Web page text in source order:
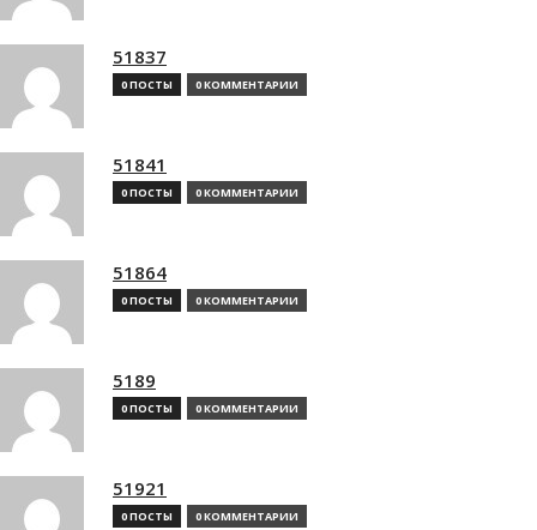
51837
0 ПОСТЫ 0 КОММЕНТАРИИ
51841
0 ПОСТЫ 0 КОММЕНТАРИИ
51864
0 ПОСТЫ 0 КОММЕНТАРИИ
5189
0 ПОСТЫ 0 КОММЕНТАРИИ
51921
0 ПОСТЫ 0 КОММЕНТАРИИ